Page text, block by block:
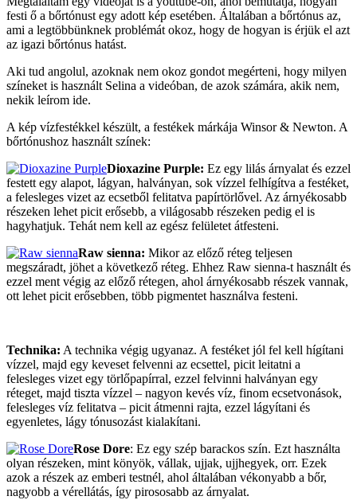
festi ő a bőrtónust egy adott kép esetében. Általában a bőrtónus az,
ami a legtöbbünknek problémát okoz, hogy de hogyan is érjük el azt
az igazi bőrtónus hatást.
Aki tud angolul, azoknak nem okoz gondot megérteni, hogy milyen
színeket is használt Selina a videóban, de azok számára, akik nem,
nekik leírom ide.
A kép vízfestékkel készült, a festékek márkája Winsor & Newton. A
bőrtónushoz használt színek:
Dioxazine Purple: Ez egy lilás árnyalat és ezzel
festett egy alapot, lágyan, halványan, sok vízzel felhígítva a festéket,
a felesleges vizet az ecsetből felitatva papírtörlővel. Az árnyékosabb
részeken lehet picit erősebb, a világosabb részeken pedig el is
hagyhatjuk. Tehát nem kell az egész felületet átfesteni.
Raw sienna: Mikor az előző réteg teljesen
megszáradt, jöhet a következő réteg. Ehhez Raw sienna-t használt és
ezzel ment végig az előző rétegen, ahol árnyékosabb részek vannak,
ott lehet picit erősebben, több pigmentet használva festeni.
Technika: A technika végig ugyanaz. A festéket jól fel kell hígítani
vízzel, majd egy keveset felvenni az ecsettel, picit leitatni a
felesleges vizet egy törlőpapírral, ezzel felvinni halványan egy
réteget, majd tiszta vízzel – nagyon kevés víz, finom ecsetvonások,
felesleges víz felitatva – picit átmenni rajta, ezzel lágyítani és
egyenletes, lágy tónusozást kialakítani.
Rose Dore: Ez egy szép barackos szín. Ezt használta
olyan részeken, mint könyök, vállak, ujjak, ujjhegyek, orr. Ezek
azok a részek az emberi testnél, ahol általában vékonyabb a bőr,
nagyobb a vérellátás, így pirososabb az árnyalat.